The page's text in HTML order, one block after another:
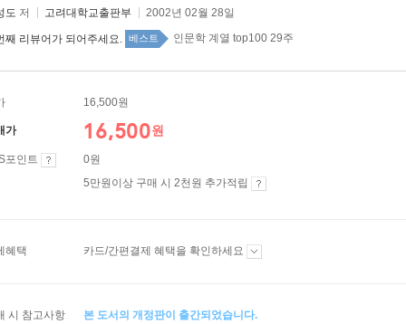
도 저 고려대학교출판부 2002년 02월 28일
째 리뷰어가 되어주세요. 베스트 인문학 계열 top100 29주
16,500원
가 16,500원
포인트
0원
5만원이상 구매 시 2천원 추가적립
혜택 카드/간편결제 혜택을 확인하세요
시 참고사항
본 도서의 개정판이 출간되었습니다.